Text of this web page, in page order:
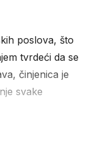
poslova, što
tvrdeći da se
činjenica je
svake